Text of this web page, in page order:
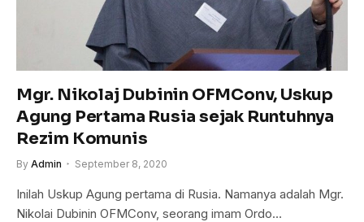
Mgr. Nikolaj Dubinin OFMConv, Uskup
Agung Pertama Rusia sejak Runtuhnya
Rezim Komunis
By Admin September 8, 2020
Inilah Uskup Agung pertama di Rusia. Namanya adalah Mgr.
Nikolai Dubinin OFMConv, seorang imam Ordo…